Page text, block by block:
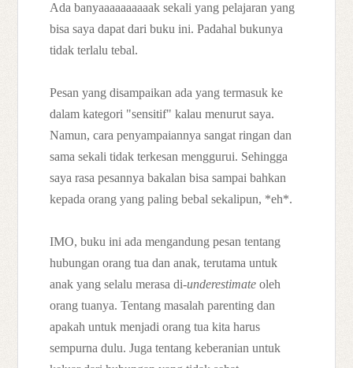
Ada banyaaaaaaaaaak sekali yang pelajaran yang
bisa saya dapat dari buku ini. Padahal bukunya
tidak terlalu tebal.
Pesan yang disampaikan ada yang termasuk ke
dalam kategori "sensitif" kalau menurut saya.
Namun, cara penyampaiannya sangat ringan dan
sama sekali tidak terkesan menggurui. Sehingga
saya rasa pesannya bakalan bisa sampai bahkan
kepada orang yang paling bebal sekalipun, *eh*.
IMO, buku ini ada mengandung pesan tentang
hubungan orang tua dan anak, terutama untuk
anak yang selalu merasa di-underestimate oleh
orang tuanya. Tentang masalah parenting dan
apakah untuk menjadi orang tua kita harus
sempurna dulu. Juga tentang keberanian untuk